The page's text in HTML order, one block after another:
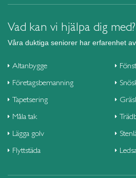
Vad kan vi hjälpa dig med?
Våra duktiga seniorer har erfarenhet
Altanbygge
Företagsbemanning
Tapetsering
Måla tak
Lägga golv
Flyttstäda